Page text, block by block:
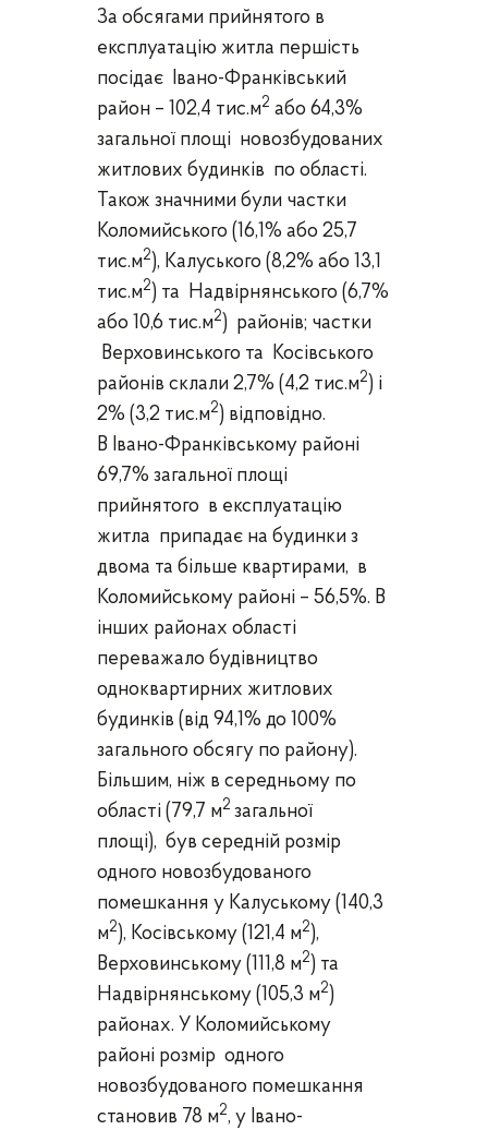
За обсягами прийнятого в
експлуатацію житла першість
посідає Івано-Франківський
район – 102,4 тис.м2 або 64,3%
загальної площі новозбудованих
житлових будинків по області.
Також значними були частки
Коломийського (16,1% або 25,7
тис.м2 ), Калуського (8,2% або 13,1
тис.м2 ) та Надвірнянського (6,7%
або 10,6 тис.м2 ) районів; частки
Верховинського та Косівського
районів склали 2,7% (4,2 тис.м2 ) і
2% (3,2 тис.м2 ) відповідно.
В Івано-Франківському районі
69,7% загальної площі
прийнятого в експлуатацію
житла припадає на будинки з
двома та більше квартирами, в
Коломийському районі – 56,5%. В
інших районах області
переважало будівництво
одноквартирних житлових
будинків (від 94,1% до 100%
загального обсягу по району).
Більшим, ніж в середньому по
області (79,7 м2 загальної
площі), був середній розмір
одного новозбудованого
помешкання у Калуському (140,3
м2 ), Косівському (121,4 м2 ),
Верховинському (111,8 м2 ) та
Надвірнянському (105,3 м2 )
районах. У Коломийському
районі розмір одного
новозбудованого помешкання
становив 78 м2, у Івано-